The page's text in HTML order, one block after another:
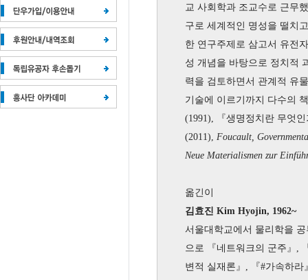
교 사회학과 조교수로 근무
구로 세계적인 명성을 떨치
한 연구주제로 삼고서 유전
성 개념을 바탕으로 정치적
력을 검토하면서 관계적 유
기술에 이르기까지 다수의
(1991), 『생명정치란 무엇
(2011), Foucault,
Neue Materialismen zur
옮긴이
김효진 Kim Hyojin, 1962~
서울대학교에서 물리학을
으로 『네트워크의 군주』,
변적 실재론』, 『#가속하